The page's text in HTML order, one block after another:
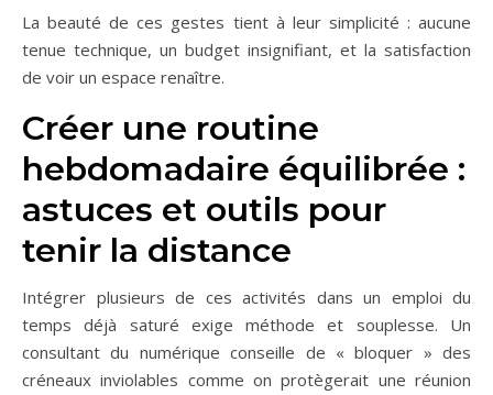
La beauté de ces gestes tient à leur simplicité : aucune
tenue technique, un budget insignifiant, et la satisfaction
de voir un espace renaître.
Créer une routine
hebdomadaire équilibrée :
astuces et outils pour
tenir la distance
Intégrer plusieurs de ces activités dans un emploi du
temps déjà saturé exige méthode et souplesse. Un
consultant du numérique conseille de « bloquer » des
créneaux inviolables comme on protègerait une réunion